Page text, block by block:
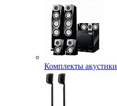
Комплекты акустики